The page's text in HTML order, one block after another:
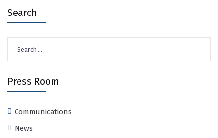
Search
for:
Press Room
Communications
News